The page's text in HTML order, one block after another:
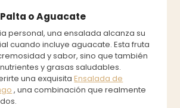
o Aguacate
personal, una ensalada alcanza su
cuando incluye aguacate. Esta fruta
y sabor, sino que también
y grasas saludables.
una exquisitaEnsalada de
, una combinación que realmente